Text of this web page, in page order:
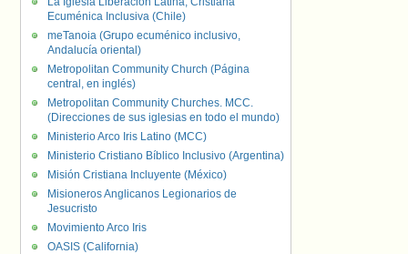
Ecuménica Inclusiva (Chile)
meTanoia (Grupo ecuménico inclusivo,
Andalucía oriental)
Metropolitan Community Church (Página
central, en inglés)
Metropolitan Community Churches. MCC.
(Direcciones de sus iglesias en todo el mundo)
Ministerio Arco Iris Latino (MCC)
Ministerio Cristiano Bíblico Inclusivo (Argentina)
Misión Cristiana Incluyente (México)
Misioneros Anglicanos Legionarios de
Jesucristo
Movimiento Arco Iris
OASIS (California)